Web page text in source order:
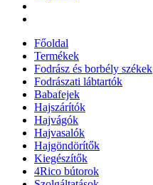
Főoldal
Termékek
Fodrász és borbély székek
Fodrászati lábtartók
Babafejek
Hajszárítók
Hajvágók
Hajvasalók
Hajgöndörítők
Kiegészítők
4Rico bútorok